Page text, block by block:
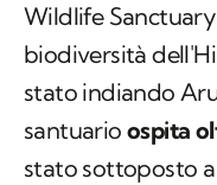
Wildlife
biodiversità
stato indiando
santuarioospita
stato sottoposto